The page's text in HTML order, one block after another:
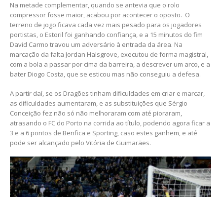
Na metade complementar, quando se antevia que o rolo
compressor fosse maior, acabou por acontecer o oposto. O
terreno de jogo ficava cada vez mais pesado para os jogadores
portistas, o Estoril foi ganhando confiança, e a 15 minutos do fim
David Carmo travou um adversário à entrada da área. Na
marcação da falta Jordan Halsgrove, executou de forma magistral,
com a bola a passar por cima da barreira, a descrever um arco, e a
bater Diogo Costa, que se esticou mas não conseguiu a defesa.
A partir daí, se os Dragões tinham dificuldades em criar e marcar,
as dificuldades aumentaram, e as substituições que Sérgio
Conceição fez não só não melhoraram com até pioraram,
atrasando o FC do Porto na corrida ao título, podendo agora ficar a
3 e a 6 pontos de Benfica e Sporting, caso estes ganhem, e até
pode ser alcançado pelo Vitória de Guimarães.